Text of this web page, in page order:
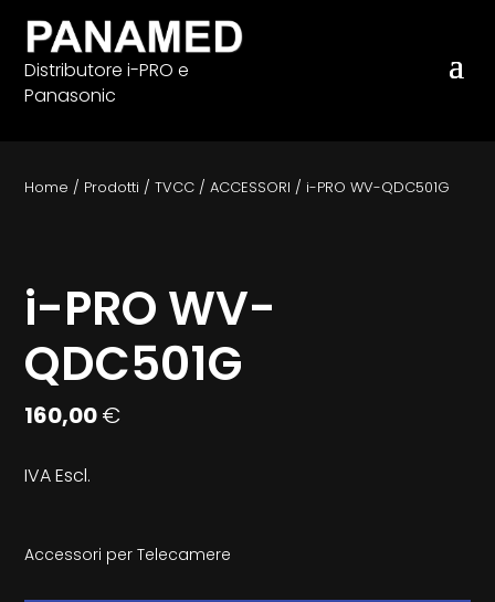
Distributore i-PRO e
Panasonic
Home / Prodotti /TVCC /ACCESSORI / i-PRO WV-QDC501G
i-PRO WV-
QDC501G
160,00€
IVA Escl.
Accessori per Telecamere